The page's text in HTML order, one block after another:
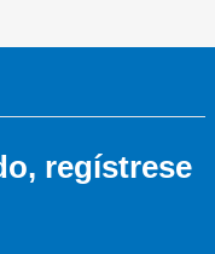
regístrese